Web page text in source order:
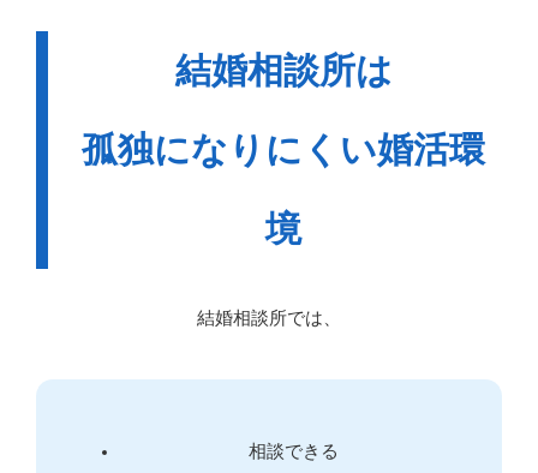
結婚相談所は
孤独になりにくい婚活環
境
結婚相談所では、
相談できる